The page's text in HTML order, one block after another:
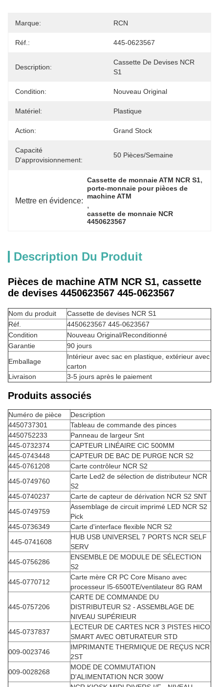
Marque: RCN
Réf.: 445-0623567
Description:
Cassette De Devises NCR
S1
Condition: Nouveau Original
Matériel: Plastique
Action: Grand Stock
Capacité
D'approvisionnement:
50 Pièces/semaine
Mettre en évidence:
Cassette de monnaie ATM NCR S1
porte-monnaie pour pièces de
machine ATM
,
cassette de monnaie NCR
4450623567
Description Du Produit
Pièces de machine ATM NCR S1, cassette
de devises 4450623567 445-0623567
Nom du produit
Cassette de devises NCR S1
Réf.
4450623567 445-0623567
Condition
Nouveau Original/Reconditionné
Garantie
90 jours
Emballage
Intérieur avec sac en plastique, extérieur avec
carton
Livraison
3-5 jours après le paiement
Produits associés
Numéro de pièce
Description
4450737301
Tableau de commande des pinces
4450752233
Panneau de largeur Snt
445-0732374
CAPTEUR LINÉAIRE CIC 500MM
445-0743448
CAPTEUR DE BAC DE PURGE NCR S2
445-0761208
Carte contrôleur NCR S2
445-0749760
Carte Led2 de sélection de distributeur NCR
S2
445-0740237
Carte de capteur de dérivation NCR S2 SNT
445-0749759
Assemblage de circuit imprimé LED NCR S2
Pick
445-0736349
Carte d'interface flexible NCR S2
445-0741608
HUB USB UNIVERSEL 7 PORTS NCR SELF
SERV
445-0756286
ENSEMBLE DE MODULE DE SÉLECTION
S2
445-0770712
Carte mère CR PC Core Misano avec
processeur I5-6500TE/ventilateur 8G RAM
445-0757206
CARTE DE COMMANDE DU
DISTRIBUTEUR S2 - ASSEMBLAGE DE
NIVEAU SUPÉRIEUR
445-0737837
LECTEUR DE CARTES NCR 3 PISTES HICO
SMART AVEC OBTURATEUR STD
009-0023746
IMPRIMANTE THERMIQUE DE REÇUS NCR
2ST
009-0028268
MODE DE COMMUTATION
D'ALIMENTATION NCR 300W